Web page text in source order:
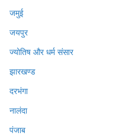
जमुई
जयपुर
ज्योतिष और धर्म संसार
झारखण्ड
दरभंगा
नालंदा
पंजाब